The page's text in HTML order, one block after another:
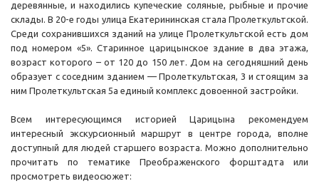
деревянные, и находились купеческие соляные, рыбные и прочие
склады. В 20-е годы улица Екатерининская стала Пролеткультской.
Среди сохранившихся зданий на улице Пролеткультской есть дом
под номером «5». Старинное царицынское здание в два этажа,
возраст которого – от 120 до 150 лет. Дом на сегодняшний день
образует с соседним зданием — Пролеткультская, 3 и стоящим за
ним Пролеткультская 5а единый комплекс довоенной застройки.
Всем интересующимся историей Царицына рекомендуем
интересный экскурсионный маршрут в центре города, вполне
доступный для людей старшего возраста. Можно дополнительно
прочитать по тематике Преображенского форштадта или
просмотреть видеосюжет: